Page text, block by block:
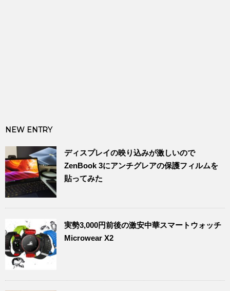
NEW ENTRY
ディスプレイの映り込みが激しいので
ZenBook 3にアンチグレアの保護フィルムを
貼ってみた
実勢3,000円前後の激安中華スマートウォッチ
Microwear X2